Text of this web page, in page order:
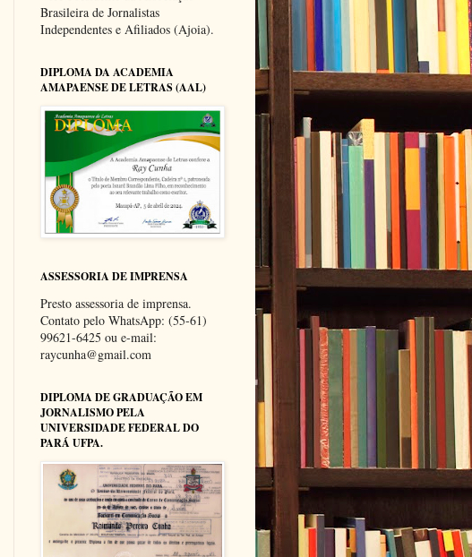
Brasileira de Jornalistas
Independentes e Afiliados (Ajoia).
DIPLOMA DA ACADEMIA
AMAPAENSE DE LETRAS (AAL)
ASSESSORIA DE IMPRENSA
Presto assessoria de imprensa.
Contato pelo WhatsApp: (55-61)
99621-6425 ou e-mail:
raycunha@gmail.com
DIPLOMA DE GRADUAÇÃO EM
JORNALISMO PELA
UNIVERSIDADE FEDERAL DO
PARÁ UFPA.